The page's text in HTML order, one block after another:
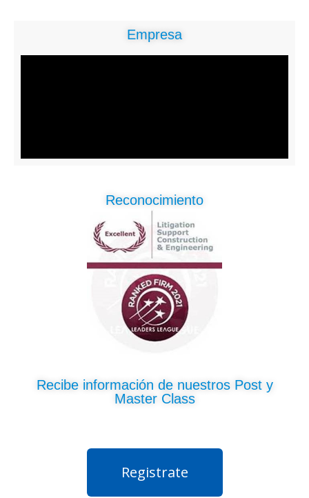
Empresa
Reconocimiento
Recibe información de nuestros Post y
Master Class
Registrate